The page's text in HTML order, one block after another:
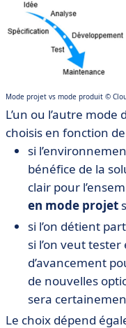
Mode projet vs mode produit ©
L’un ou l’autre
choisis en fonction
si
bénéfice de la
clair pour
en mode projet
si l’on détient
si l’on veut
d’avancement
de nouvelles
sera
Le choix dépend